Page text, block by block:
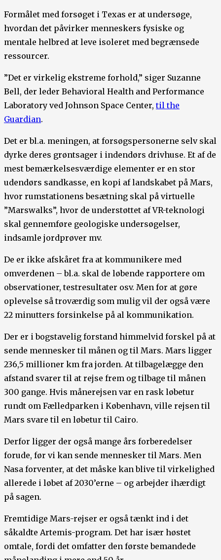
Formålet med forsøget i Texas er at undersøge,
hvordan det påvirker menneskers fysiske og
mentale helbred at leve isoleret med begrænsede
ressourcer.
”Det er virkelig ekstreme forhold,” siger Suzanne
Bell, der leder Behavioral Health and Performance
Laboratory ved Johnson Space Center,til the
Guardian.
Det er bl.a. meningen, at forsøgspersonerne selv skal
dyrke deres grøntsager i indendørs drivhuse. Et af de
mest bemærkelsesværdige elementer er en stor
udendørs sandkasse, en kopi af landskabet på Mars,
hvor rumstationens besætning skal på virtuelle
”Marswalks”, hvor de understøttet af VR-teknologi
skal gennemføre geologiske undersøgelser,
indsamle jordprøver mv.
De er ikke afskåret fra at kommunikere med
omverdenen – bl.a. skal de løbende rapportere om
observationer, testresultater osv. Men for at gøre
oplevelse så troværdig som mulig vil der også være
22 minutters forsinkelse på al kommunikation.
Der er i bogstavelig forstand himmelvid forskel på at
sende mennesker til månen og til Mars. Mars ligger
236,5 millioner km fra jorden. At tilbagelægge den
afstand svarer til at rejse frem og tilbage til månen
300 gange. Hvis månerejsen var en rask løbetur
rundt om Fælledparken i København, ville rejsen til
Mars svare til en løbetur til Cairo.
Derfor ligger der også mange års forberedelser
forude, før vi kan sende mennesker til Mars. Men
Nasa forventer, at det måske kan blive til virkelighed
allerede i løbet af 2030’erne – og arbejder ihærdigt
på sagen.
Fremtidige Mars-rejser er også tænkt ind i det
såkaldte Artemis-program. Det har især høstet
omtale, fordi det omfatter den første bemandede